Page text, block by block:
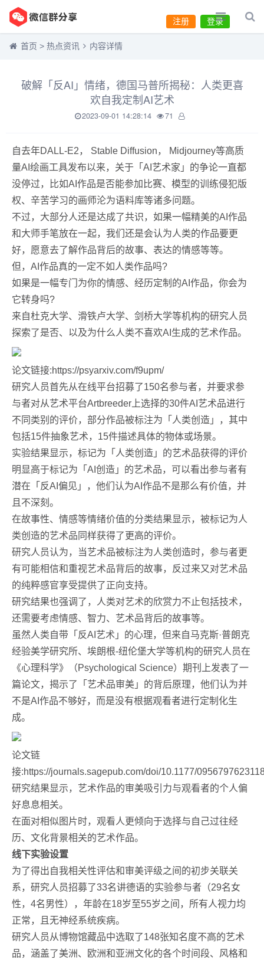
登录
注册
首页 > 热点资讯 内容详情
破解「反AI」情绪，德国马普所揭秘：人类更喜
欢自我定制AI艺术
2023-09-01 14:28:14 71
自去年DALL-E2， Stable Diffusion， Midjourney等高质
量AI绘画工具发布以来，关于「AI艺术家」的争论一直都
没停过，比如AI作品是否能参加比赛、模型的训练侵犯版
权、辛苦学习的画师沦为语料库等诸多问题。
不过，大部分人还是达成了共识，如果一幅精美的AI作品
和大师手笔放在一起，我们还是会认为人类的作品要更
好，愿意去了解作品背后的故事、表达的情感等等。
但，AI作品真的一定不如人类作品吗?
如果是一幅专门为你的情感、经历定制的AI作品，你会为
它转身吗?
来自杜克大学、滑铁卢大学、剑桥大学等机构的研究人员
探索了是否、以及为什么人类不喜欢AI生成的艺术作品。
论文链接:https://psyarxiv.com/f9upm/
研究人员首先从在线平台招募了150名参与者，并要求参
与者对从艺术平台Artbreeder上选择的30件AI艺术品进行
不同类别的评价，部分作品被标注为「人类创造」，其中
包括15件抽象艺术，15件描述具体的物体或场景。
实验结果显示，标记为「人类创造」的艺术品获得的评价
明显高于标记为「AI创造」的艺术品，可以看出参与者有
潜在「反AI偏见」，他们认为AI作品不是那么有价值，并
且不深刻。
在故事性、情感等情绪价值的分类结果显示，被标记为人
类创造的艺术品同样获得了更高的评价。
研究人员认为，当艺术品被标注为人类创造时，参与者更
有可能相信和重视艺术品背后的故事，反过来又对艺术品
的纯粹感官享受提供了正向支持。
研究结果也强调了，人类对艺术的欣赏力不止包括技术，
还需要考虑情感、智力、艺术品背后的故事等。
虽然人类自带「反AI艺术」的心理，但来自马克斯·普朗克
经验美学研究所、埃朗根-纽伦堡大学等机构的研究人员在
《心理科学》（Psychological Science）期刊上发表了一
篇论文，揭示了「艺术品审美」的背后原理，他们认为并
不是AI作品不够好，而是没有根据观看者进行定制化生
成。
论文链
接:https://journals.sagepub.com/doi/10.1177/
研究结果显示，艺术作品的审美吸引力与观看者的个人偏
好息息相关。
在面对相似图片时，观看人更倾向于选择与自己过往经
历、文化背景相关的艺术作品。
线下实验设置
为了得出自我相关性评估和审美评级之间的初步关联关
系，研究人员招募了33名讲德语的实验参与者（29名女
性，4名男性），年龄在18岁至55岁之间，所有人视力均
正常，且无神经系统疾病。
研究人员从博物馆藏品中选取了148张知名度不高的艺术
品，涵盖了美洲、欧洲和亚洲文化的各个时间段、风格和